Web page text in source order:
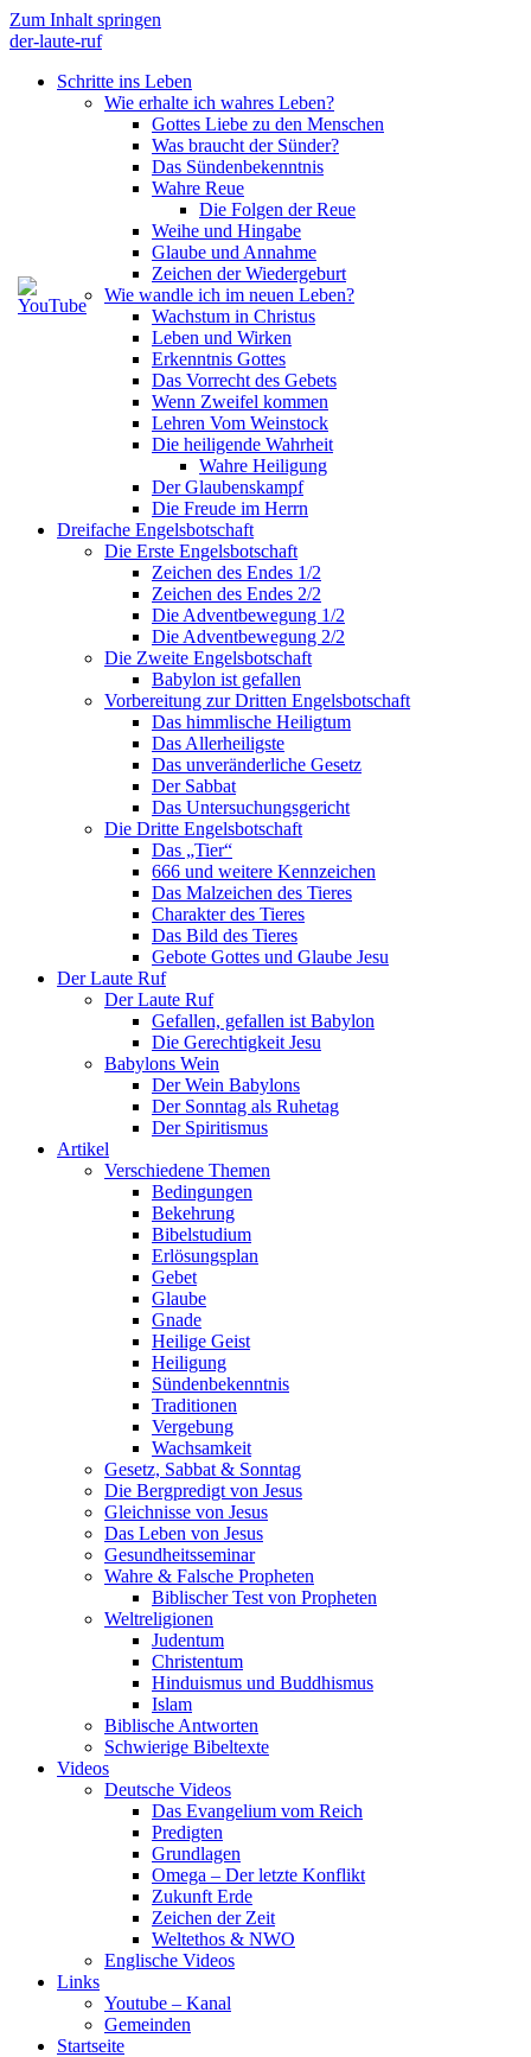
Zum Inhalt springen
der-laute-ruf
Schritte ins Leben
Wie erhalte ich wahres Leben?
Gottes Liebe zu den Menschen
Was braucht der Sünder?
Das Sündenbekenntnis
Wahre Reue
Die Folgen der Reue
Weihe und Hingabe
Glaube und Annahme
Zeichen der Wiedergeburt
Wie wandle ich im neuen Leben?
Wachstum in Christus
Leben und Wirken
Erkenntnis Gottes
Das Vorrecht des Gebets
Wenn Zweifel kommen
Lehren Vom Weinstock
Die heiligende Wahrheit
Wahre Heiligung
Der Glaubenskampf
Die Freude im Herrn
Dreifache Engelsbotschaft
Die Erste Engelsbotschaft
Zeichen des Endes 1/2
Zeichen des Endes 2/2
Die Adventbewegung 1/2
Die Adventbewegung 2/2
Die Zweite Engelsbotschaft
Babylon ist gefallen
Vorbereitung zur Dritten Engelsbotschaft
Das himmlische Heiligtum
Das Allerheiligste
Das unveränderliche Gesetz
Der Sabbat
Das Untersuchungsgericht
Die Dritte Engelsbotschaft
Das „Tier“
666 und weitere Kennzeichen
Das Malzeichen des Tieres
Charakter des Tieres
Das Bild des Tieres
Gebote Gottes und Glaube Jesu
Der Laute Ruf
Der Laute Ruf
Gefallen, gefallen ist Babylon
Die Gerechtigkeit Jesu
Babylons Wein
Der Wein Babylons
Der Sonntag als Ruhetag
Der Spiritismus
Artikel
Verschiedene Themen
Bedingungen
Bekehrung
Bibelstudium
Erlösungsplan
Gebet
Glaube
Gnade
Heilige Geist
Heiligung
Sündenbekenntnis
Traditionen
Vergebung
Wachsamkeit
Gesetz, Sabbat & Sonntag
Die Bergpredigt von Jesus
Gleichnisse von Jesus
Das Leben von Jesus
Gesundheitsseminar
Wahre & Falsche Propheten
Biblischer Test von Propheten
Weltreligionen
Judentum
Christentum
Hinduismus und Buddhismus
Islam
Biblische Antworten
Schwierige Bibeltexte
Videos
Deutsche Videos
Das Evangelium vom Reich
Predigten
Grundlagen
Omega – Der letzte Konflikt
Zukunft Erde
Zeichen der Zeit
Weltethos & NWO
Englische Videos
Links
Youtube – Kanal
Gemeinden
Startseite